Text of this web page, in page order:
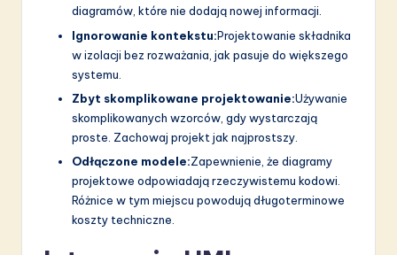
diagramów, które nie dodają nowej informacji.
Ignorowanie kontekstu:Projektowanie składnika
w izolacji bez rozważania, jak pasuje do większego
systemu.
Zbyt skomplikowane projektowanie:Używanie
skomplikowanych wzorców, gdy wystarczają
proste. Zachowaj projekt jak najprostszy.
Odłączone modele:Zapewnienie, że diagramy
projektowe odpowiadają rzeczywistemu kodowi.
Różnice w tym miejscu powodują długoterminowe
koszty techniczne.